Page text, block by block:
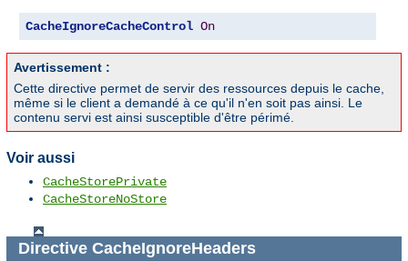
CacheIgnoreCacheControl On
Avertissement :
Cette directive permet de servir des ressources depuis le cache,
même si le client a demandé à ce qu'il n'en soit pas ainsi. Le
contenu servi est ainsi susceptible d'être périmé.
Voir aussi
CacheStorePrivate
CacheStoreNoStore
Directive CacheIgnoreHeaders